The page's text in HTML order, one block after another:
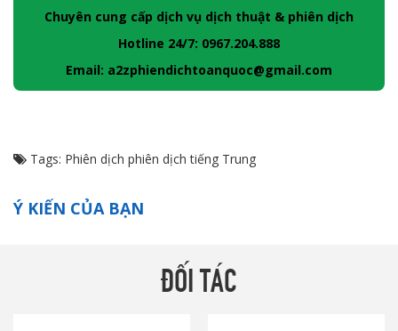
Chuyên cung cấp dịch vụ dịch thuật & phiên dịch
Hotline 24/7: 0967.204.888
Email: a2zphiendichtoanquoc@gmail.com
Tags: Phiên dịch phiên dịch tiếng Trung
Ý KIẾN CỦA BẠN
ĐỐI TÁC